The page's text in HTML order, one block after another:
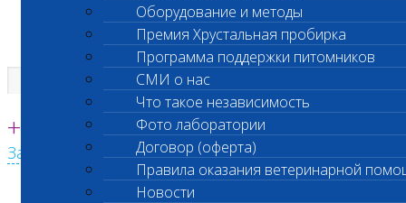
Единая круглосуточная справочная
+7 495 260 0 260
Заказать звонок с сайта
Оборудование и методы
Премия Хрустальная пробирка
Программа поддержки питомников
СМИ о нас
Что такое независимость
Фото лаборатории
Договор (оферта)
Правила оказания ветеринарной
Новости
Главная страница